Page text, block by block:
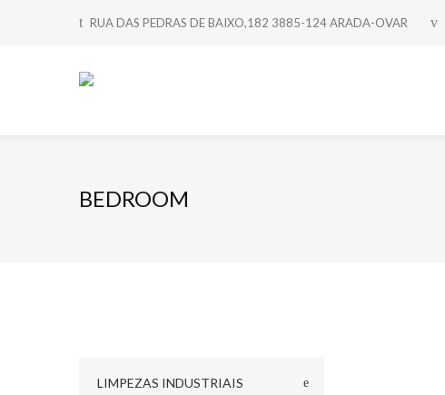
RUA DAS PEDRAS DE BAIXO,182 3885-124 ARADA-OVAR
BEDROOM
LIMPEZAS INDUSTRIAIS